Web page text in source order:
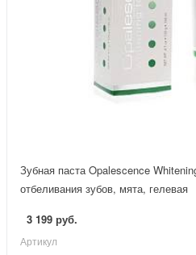
Зубная паста Opalescence
отбеливания зубов, мята, гелевая
3 199 руб.
Артикул